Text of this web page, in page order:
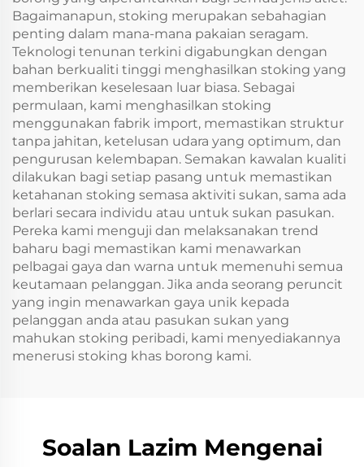
Bagaimanapun, stoking merupakan sebahagian
penting dalam mana-mana pakaian seragam.
Teknologi tenunan terkini digabungkan dengan
bahan berkualiti tinggi menghasilkan stoking yang
memberikan keselesaan luar biasa. Sebagai
permulaan, kami menghasilkan stoking
menggunakan fabrik import, memastikan struktur
tanpa jahitan, ketelusan udara yang optimum, dan
pengurusan kelembapan. Semakan kawalan kualiti
dilakukan bagi setiap pasang untuk memastikan
ketahanan stoking semasa aktiviti sukan, sama ada
berlari secara individu atau untuk sukan pasukan.
Pereka kami menguji dan melaksanakan trend
baharu bagi memastikan kami menawarkan
pelbagai gaya dan warna untuk memenuhi semua
keutamaan pelanggan. Jika anda seorang peruncit
yang ingin menawarkan gaya unik kepada
pelanggan anda atau pasukan sukan yang
mahukan stoking peribadi, kami menyediakannya
menerusi stoking khas borong kami.
Soalan Lazim Mengenai